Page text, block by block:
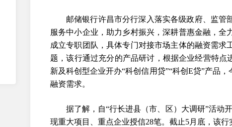
邮储银行许昌市分行深入落实各级政府、监管
服务中小企业，助力乡村振兴，深耕普惠金融，
成立专职团队，具体专门对接市场主体的融资需
题，该行通过充分的产品研讨，根据企业经营特点
新及科创型企业开办“科创信用贷”“科创E贷”产品
融资需求。
据了解，自“行长进县（市、区）大调研”活动
现重大项目、重点企业授信28笔。截止5月底，该